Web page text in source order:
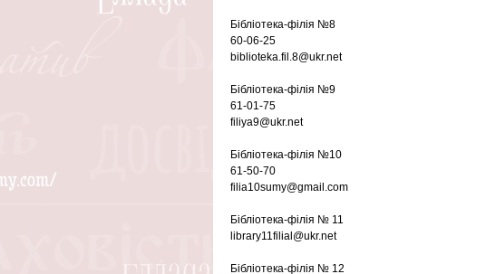
Бібліотека-філія №8
60-06-25
biblioteka.fil.8@ukr.net
Бібліотека-філія №9
61-01-75
filiya9@ukr.net
Бібліотека-філія №10
61-50-70
filia10sumy@gmail.com
Бібліотека-філія № 11
library11filial@ukr.net
Бібліотека-філія № 12